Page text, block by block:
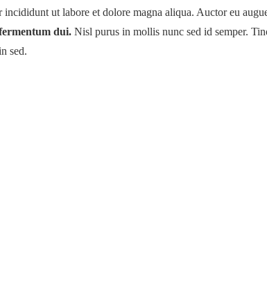
ut labore et dolore magna aliqua. Auctor eu
dui. Nisl purus in mollis nunc sed id semper.
sed.